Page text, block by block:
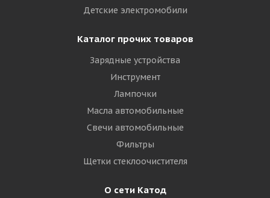
Детские электромобили
Каталог прочих товаров
Зарядные устройства
Инструмент
Лампочки
Масла автомобильные
Свечи автомобильные
Фильтры
Щетки стеклоочистителя
О сети Катод